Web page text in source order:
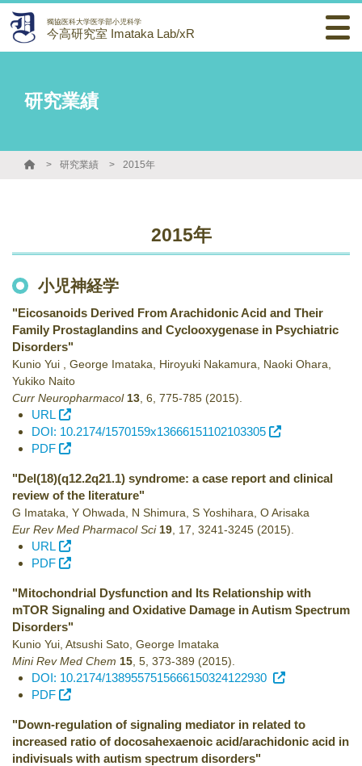
獨協医科大学医学部小児科学
今高研究室 Imataka Lab/xR
研究業績
研究業績 2015年
2015年
小児神経学
"Eicosanoids Derived From Arachidonic Acid and Their
Family Prostaglandins and Cyclooxygenase in Psychiatric
Disorders"
Kunio Yui , George Imataka, Hiroyuki Nakamura, Naoki Ohara,
Yukiko Naito
Curr Neuropharmacol 13 6 775-785 (2015)
URL
DOI: 10.2174/1570159x13666151102103305
PDF
"Del(18)(q12.2q21.1) syndrome: a case report and clinical
review of the literature"
G Imataka, Y Ohwada, N Shimura, S Yoshihara, O Arisaka
Eur Rev Med Pharmacol Sci 19 17 3241-3245 (2015)
URL
PDF
"Mitochondrial Dysfunction and Its Relationship with
mTOR Signaling and Oxidative Damage in Autism Spectrum
Disorders"
Kunio Yui, Atsushi Sato, George Imataka
Mini Rev Med Chem 15 5 373-389 (2015)
DOI: 10.2174/1389557515666150324122930
PDF
"Down-regulation of signaling mediator in related to
increased ratio of docosahexaenoic acid/arachidonic acid in
indivisuals with autism spectrum disorders"